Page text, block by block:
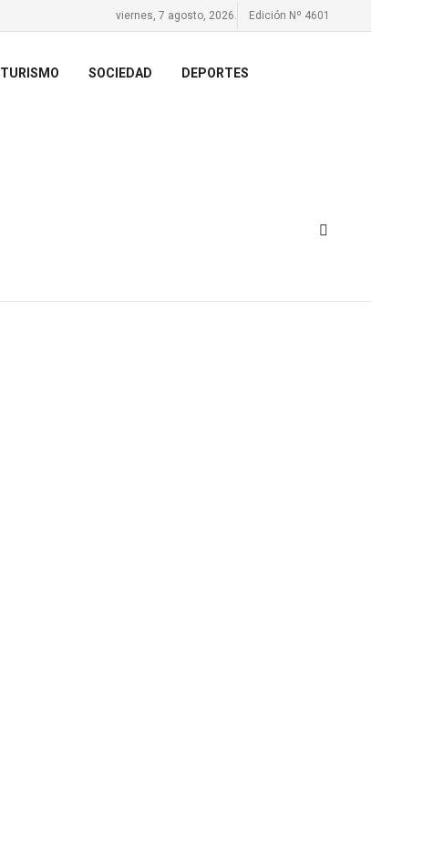
viernes, 7 agosto, 2026. Edición Nº 4601
TURISMO SOCIEDAD DEPORTES